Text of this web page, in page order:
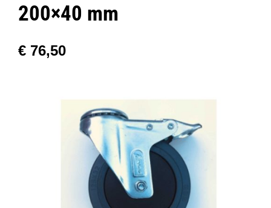
Dynnox L46
Dynnox XL36
200×40 mm
€76,50